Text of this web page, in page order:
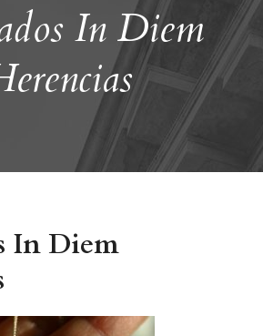
In Diem
In Diem